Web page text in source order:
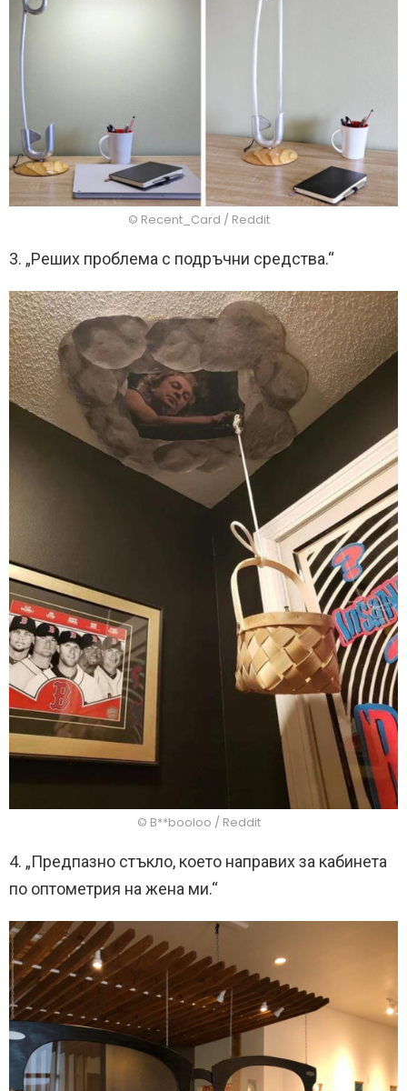
© Recent_Card / Reddit
3. „Реших проблема с подръчни средства.“
© B**booloo / Reddit
4. „Предпазно стъкло, което направих за кабинета
по оптометрия на жена ми.“